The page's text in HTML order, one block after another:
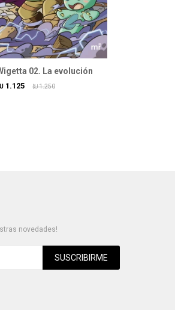
02. La evolución
1.125 $U 1.250
novedades!
SUSCRIBIRME